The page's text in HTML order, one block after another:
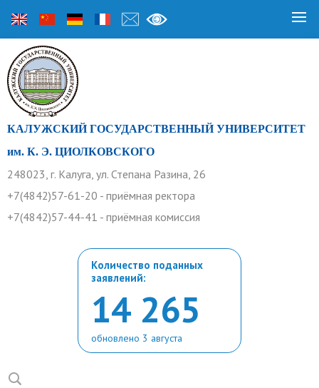
КАЛУЖСКИЙ ГОСУДАРСТВЕННЫЙ УНИВЕРСИТЕТ
им. К. Э. ЦИОЛКОВСКОГО
248023, г. Калуга, ул. Степана Разина, 26
+7(4842)57-61-20 - приёмная ректора
+7(4842)57-44-41 - приёмная комиссия
Количество поданных
заявлений:
14 265
обновлено 3 августа